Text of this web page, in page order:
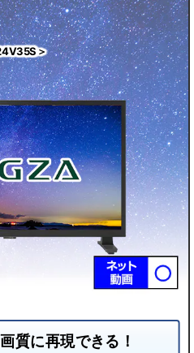
＞
質に再現できる！